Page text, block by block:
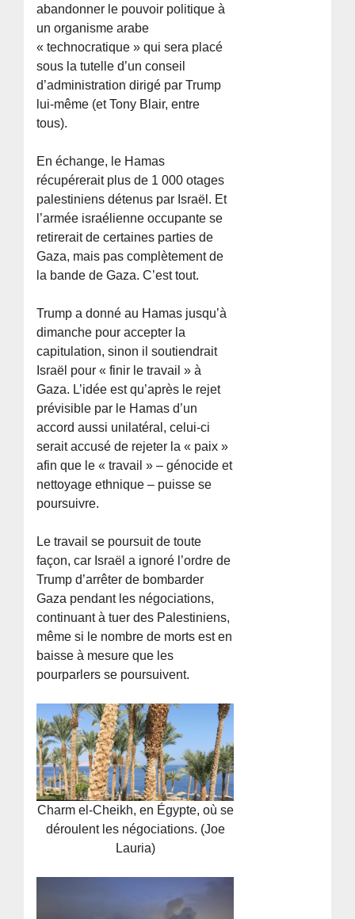
abandonner le pouvoir politique à
un organisme arabe
« technocratique » qui sera placé
sous la tutelle d’un conseil
d’administration dirigé par Trump
lui-même (et Tony Blair, entre
tous).
En échange, le Hamas
récupérerait plus de 1 000 otages
palestiniens détenus par Israël. Et
l’armée israélienne occupante se
retirerait de certaines parties de
Gaza, mais pas complètement de
la bande de Gaza. C’est tout.
Trump a donné au Hamas jusqu’à
dimanche pour accepter la
capitulation, sinon il soutiendrait
Israël pour « finir le travail » à
Gaza. L’idée est qu’après le rejet
prévisible par le Hamas d’un
accord aussi unilatéral, celui-ci
serait accusé de rejeter la « paix »
afin que le « travail » – génocide et
nettoyage ethnique – puisse se
poursuivre.
Le travail se poursuit de toute
façon, car Israël a ignoré l’ordre de
Trump d’arrêter de bombarder
Gaza pendant les négociations,
continuant à tuer des Palestiniens,
même si le nombre de morts est en
baisse à mesure que les
pourparlers se poursuivent.
Charm el-Cheikh, en Égypte, où se
déroulent les négociations. (Joe
Lauria)